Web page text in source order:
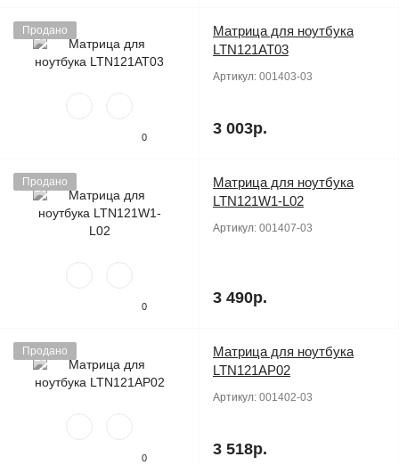
Продано
0
Матрица для ноутбука
LTN121AT03
Артикул: 001403-03
3 003р.
Продано
0
Матрица для ноутбука
LTN121W1-L02
Артикул: 001407-03
3 490р.
Продано
0
Матрица для ноутбука
LTN121AP02
Артикул: 001402-03
3 518р.